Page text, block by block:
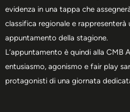
evidenza in una tappa che
classifica regionale e
appuntamento della stagione.
L’appuntamento è quindi alla CMB
entusiasmo, agonismo e fair play
protagonisti di una giornata